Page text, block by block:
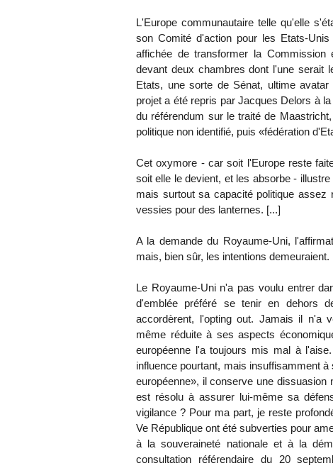
L'Europe communautaire telle qu'elle
son Comité d'action pour les Etats-
affichée de transformer la Commission
devant deux chambres dont l'une serait
Etats, une sorte de Sénat, ultime
projet a été repris par Jacques Delors à
du référendum sur le traité de
politique non identifié, puis «fédération
Cet oxymore - car soit l'Europe reste
soit elle le devient, et les absorbe -
mais surtout sa capacité politique
vessies pour des lanternes. [...]
A la demande du Royaume-Uni,
mais, bien sûr, les intentions demeuraient.
Le Royaume-Uni n'a pas voulu entrer
d'emblée préféré se tenir en dehors
accordèrent, l'opting out. Jamais il n'a
même réduite à ses aspects
européenne l'a toujours mis mal à
influence pourtant, mais insuffisamment
européenne», il conserve une
est résolu à assurer lui-même sa
vigilance ? Pour ma part, je reste
Ve République ont été subverties pour
à la souveraineté nationale et à la
consultation référendaire du 20